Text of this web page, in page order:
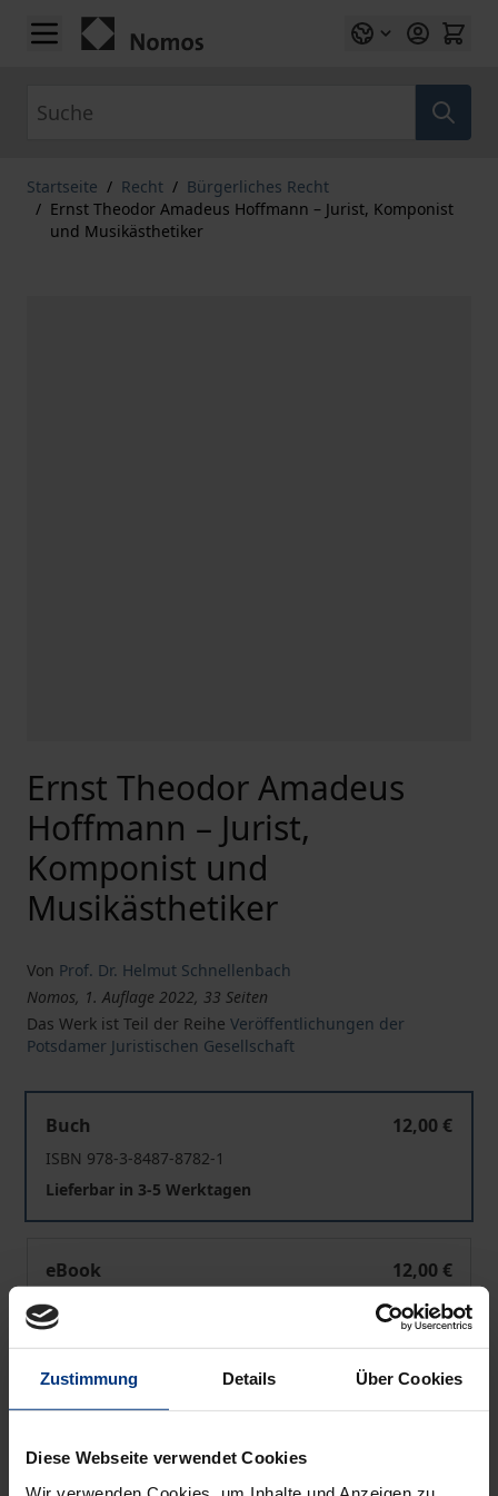
Zustimmung Details Über Cookies
Diese Webseite verwendet Cookies
Zum Inhalt springen
Startseite / Recht / Bürgerliches Recht
/ Ernst Theodor Amadeus Hoffmann – Jurist, Komponist
und Musikästhetiker
Ernst Theodor Amadeus
Hoffmann – Jurist,
Komponist und
Musikästhetiker
Von Prof. Dr. Helmut Schnellenbach
Nomos, 1. Auflage 2022, 33 Seiten
Das Werk ist Teil der Reihe Veröffentlichungen der
Potsdamer Juristischen Gesellschaft
Buch
12,00 €
ISBN 978-3-8487-8782-1
Lieferbar in 3-5 Werktagen
eBook
12,00 €
ISBN 978-3-7489-3349-6
Lieferbar
Preisangaben inkl. MwSt. Abhängig von der Lieferadresse